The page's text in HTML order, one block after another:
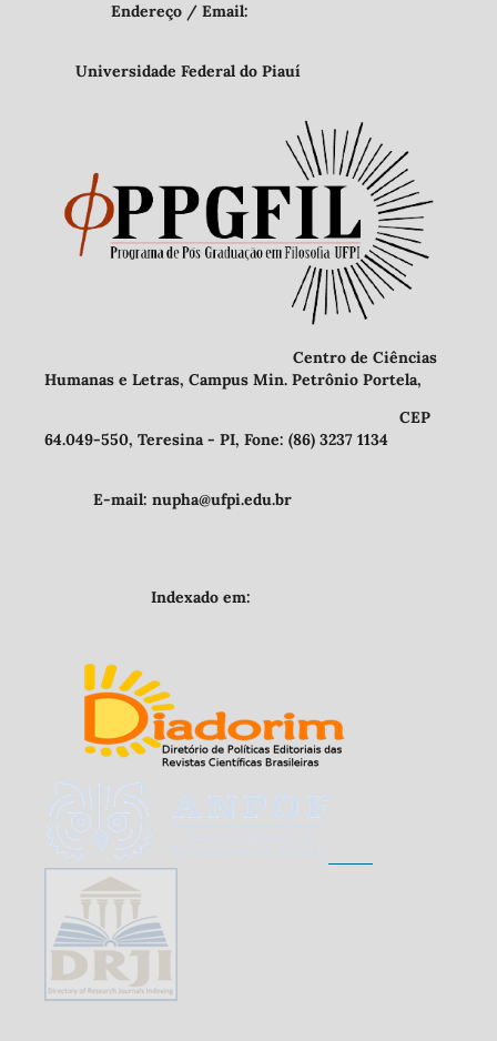
Endereço / Email:
Universidade Federal do Piauí
Centro de Ciências
Humanas e Letras, Campus Min. Petrônio Portela,
CEP
64.049-550, Teresina - PI, Fone: (86) 3237 1134
E-mail: nupha@ufpi.edu.br
Indexado em: